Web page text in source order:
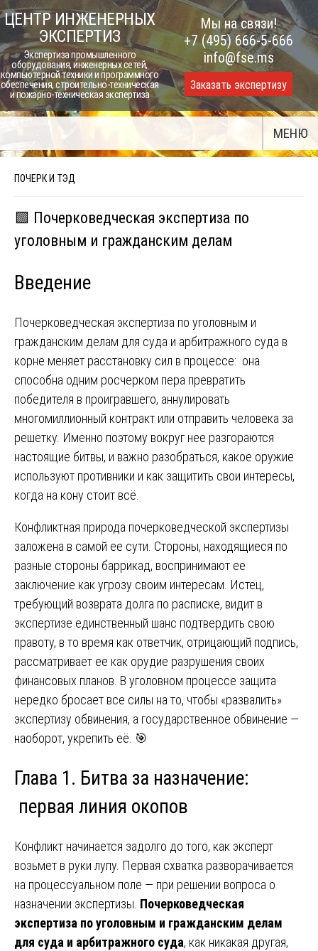
Skip
to
content
ЦЕНТР ИНЖЕНЕРНЫХ
ЭКСПЕРТИЗ
Экспертиза промышленного
оборудования, инженерных сетей,
компьютерной техники и программного
обеспечения, строительно-техническая
и пожарно-техническая экспертиза
Мы на связи!
+7 (495) 666-5-666
info@fse.ms
Заказать экспертизу
МЕНЮ
ПОЧЕРК И ТЭД
🟩 Почерковедческая экспертиза по
уголовным и гражданским делам
Введение
Почерковедческая экспертиза по уголовным и
гражданским делам для суда и арбитражного суда в
корне меняет расстановку сил в процессе: она
способна одним росчерком пера превратить
победителя в проигравшего, аннулировать
многомиллионный контракт или отправить человека за
решетку. Именно поэтому вокруг нее разгораются
настоящие битвы, и важно разобраться, какое оружие
используют противники и как защитить свои интересы,
когда на кону стоит всё.
Конфликтная природа почерковедческой экспертизы
заложена в самой ее сути. Стороны, находящиеся по
разные стороны баррикад, воспринимают ее
заключение как угрозу своим интересам. Истец,
требующий возврата долга по расписке, видит в
экспертизе единственный шанс подтвердить свою
правоту, в то время как ответчик, отрицающий подпись,
рассматривает ее как орудие разрушения своих
финансовых планов. В уголовном процессе защита
нередко бросает все силы на то, чтобы «развалить»
экспертизу обвинения, а государственное обвинение —
наоборот, укрепить её. 🎯
Глава 1. Битва за назначение:
первая линия окопов
Конфликт начинается задолго до того, как эксперт
возьмет в руки лупу. Первая схватка разворачивается
на процессуальном поле — при решении вопроса о
назначении экспертизы. Почерковедческая
экспертиза по уголовным и гражданским делам
для суда и арбитражного суда, как никакая другая,